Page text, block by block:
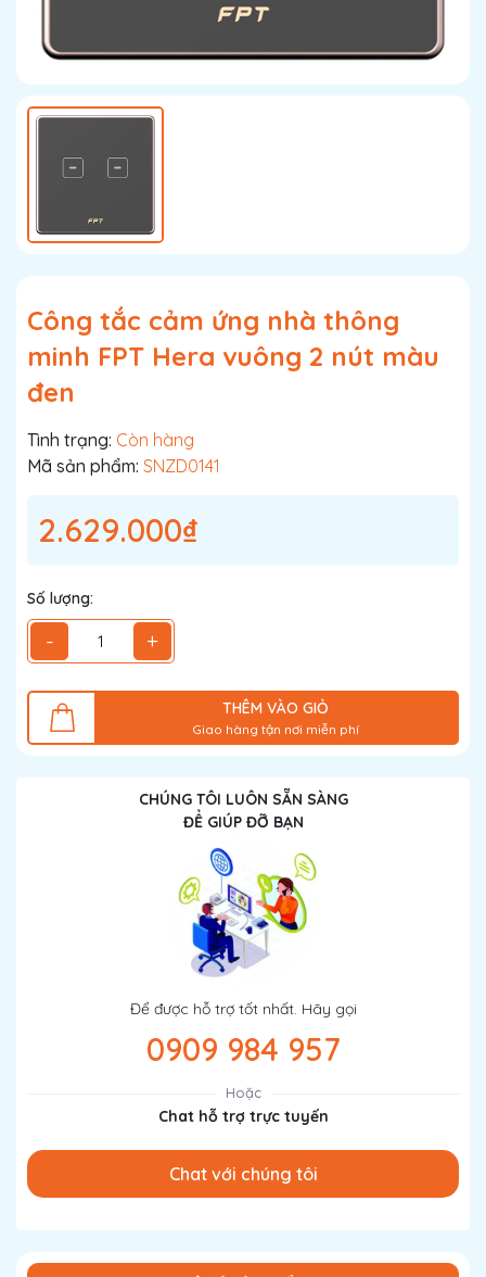
Công tắc cảm ứng nhà thông
minh FPT Hera vuông 2 nút màu
đen
Tình trạng: Còn hàng
Mã sản phẩm: SNZD0141
2.629.000₫
Số lượng:
- +
THÊM VÀO GIỎ
Giao hàng tận nơi miễn phí
CHÚNG TÔI LUÔN SẴN SÀNG
ĐỂ GIÚP ĐỠ BẠN
Để được hỗ trợ tốt nhất. Hãy gọi
0909 984 957
Hoặc
Chat hỗ trợ trực tuyến
Chat với chúng tôi